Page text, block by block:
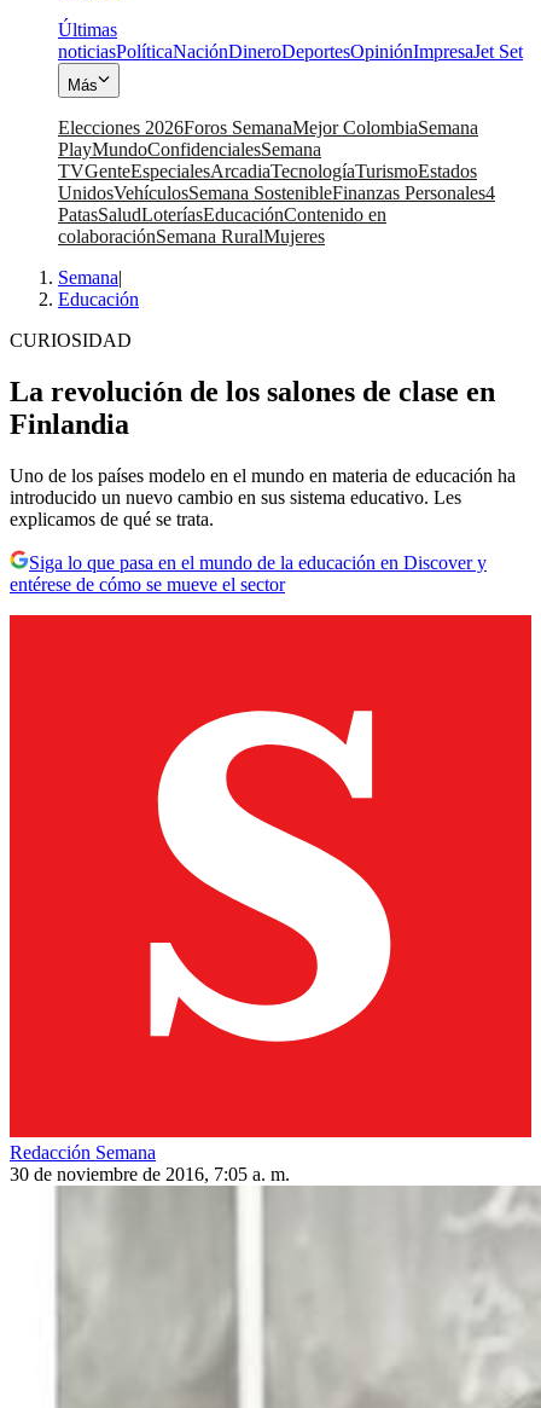
Últimas
noticiasPolíticaNaciónDineroDeportesOpiniónImpresaJet Set
Más
Elecciones 2026Foros SemanaMejor ColombiaSemana
PlayMundoConfidencialesSemana
TVGenteEspecialesArcadiaTecnologíaTurismoEstados
UnidosVehículosSemana SostenibleFinanzas Personales4
PatasSaludLoteríasEducaciónContenido en
colaboraciónSemana RuralMujeres
Semana|
Educación
CURIOSIDAD
La revolución de los salones de clase en
Finlandia
Uno de los países modelo en el mundo en materia de educación ha
introducido un nuevo cambio en sus sistema educativo. Les
explicamos de qué se trata.
Siga lo que pasa en el mundo de la educación en Discover y
entérese de cómo se mueve el sector
Redacción Semana
30 de noviembre de 2016, 7:05 a. m.